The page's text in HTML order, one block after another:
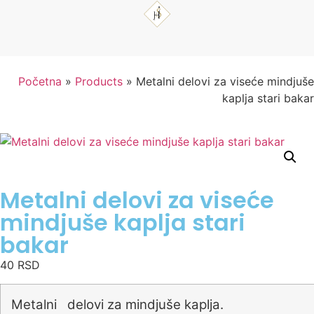
Početna » Products » Metalni delovi za viseće mindjuše
kaplja stari bakar
Metalni delovi za viseće
mindjuše kaplja stari
bakar
40 RSD
Metalni delovi za mindjuše kaplja.